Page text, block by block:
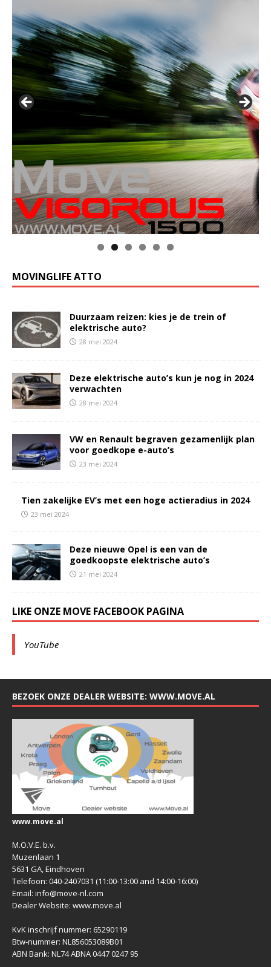
Klik op de foto voor meer informatie
MOVINGLIFE ATTO
Duurzaam reizen: kies je de trein of
elektrische auto?
28 mei 2024
Deze elektrische auto’s kun je nog in 2024
verwachten
28 mei 2024
VW en Renault begraven gezamenlijk plan
voor goedkope e-auto’s
23 mei 2024
Tien zakelijke EV’s met een hoge actieradius in 2024
23 mei 2024
Deze nieuwe Opel is een van de
goedkoopste elektrische auto’s
21 mei 2024
LIKE ONZE MOVE FACEBOOK PAGINA
YouTube
BEZOEK ONZE DEALER WEBSITE: WWW.MOVE.AL
www.move.al
M.O.V.E. b.v.
Muzenlaan 1
5631 GA, Eindhoven
Telefoon: 040-2407031 (11:00-13:00 and 14:00-16:00)
Email: info@move-nl.com
Dealer Website: www.move.al
KvK inschrijf nummer: 65290119
Btw-nummer: NL856053089B01
ABN Bank: NL74 ABNA 0447 0247 95